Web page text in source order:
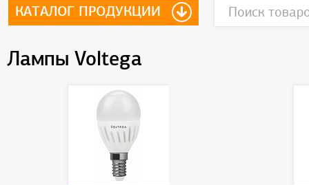
КАТАЛОГ ПРОДУКЦИИ
Лампы Voltega